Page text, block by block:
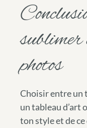
sublimer
photos
Choisir entre un
un tableau d’art
ton style et de